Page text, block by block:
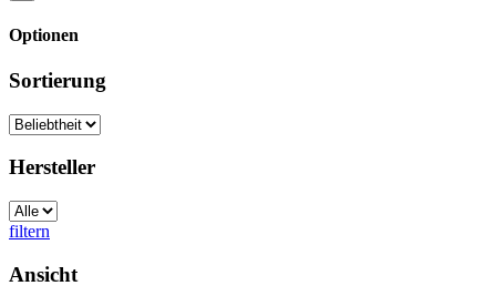
Optionen
Sortierung
Hersteller
filtern
Ansicht